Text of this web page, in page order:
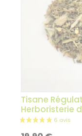
Tisane
Herboristerie